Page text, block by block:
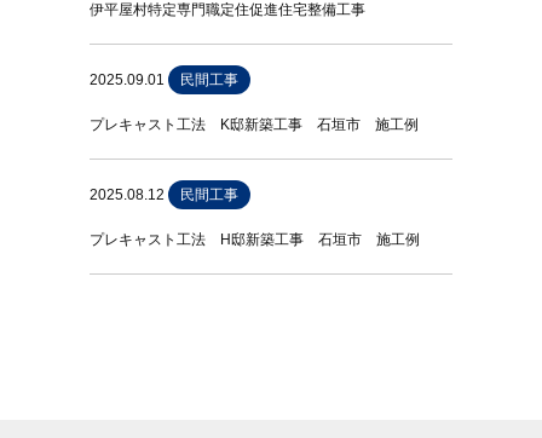
伊平屋村特定専門職定住促進住宅整備工事
2025.09.01 民間工事
プレキャスト工法 K邸新築工事 石垣市 施工例
2025.08.12 民間工事
プレキャスト工法 H邸新築工事 石垣市 施工例